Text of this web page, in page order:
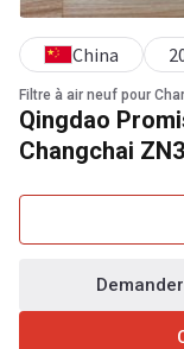
Filtre à air neuf pour
Qingdao
Changchai
China